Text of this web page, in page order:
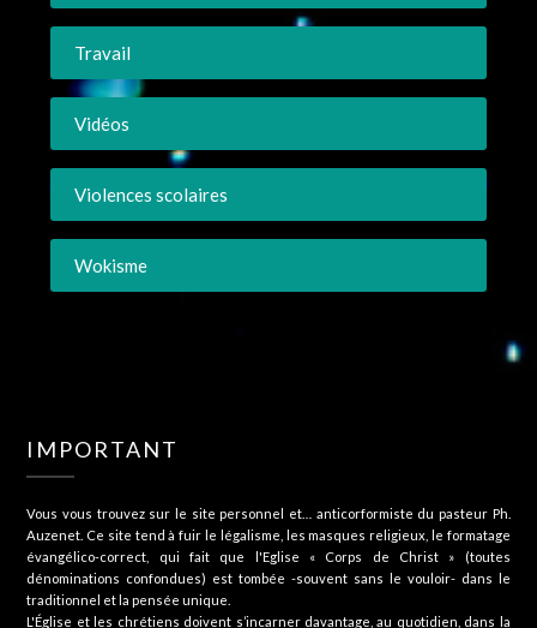
Travail
Vidéos
Violences scolaires
Wokisme
IMPORTANT
Vous vous trouvez sur le site personnel et… anticorformiste du pasteur Ph.
Auzenet. Ce site tend à fuir le légalisme, les masques religieux, le formatage
évangélico-correct, qui fait que l'Eglise « Corps de Christ » (toutes
dénominations confondues) est tombée -souvent sans le vouloir- dans le
traditionnel et la pensée unique.
L'Église et les chrétiens doivent s’incarner davantage, au quotidien, dans la